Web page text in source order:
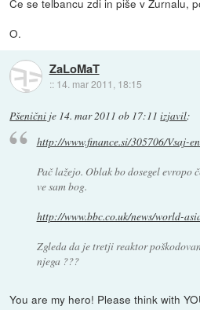
O.
ZaLoMaT
:: 14. mar 2011, 18:15
Pšenični je 14. mar 2011 ob 17:11 izjavil:
http://www.finance.si/305706/Vsaj-
Pač lažejo. Oblak bo dosegel evropo
ve sam bog.
http://www.bbc.co.uk/news/world-
Zgleda da je tretji reaktor
njega ???
You are my hero! Please think with